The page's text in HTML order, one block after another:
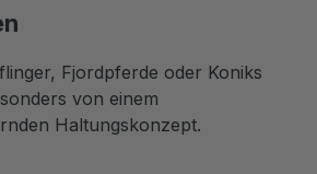
Fjordpferde oder Koniks
von einem
Haltungskonzept.